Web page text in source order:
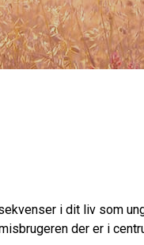
i dit liv som
der er i